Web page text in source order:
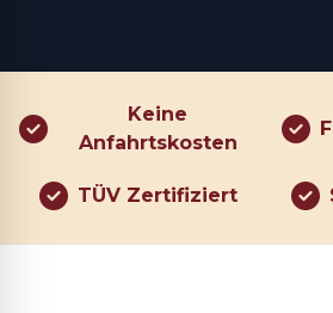
Keine
Anfahrtskosten
TÜV Zertifiziert